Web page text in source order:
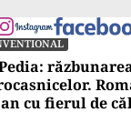
cu fierul de